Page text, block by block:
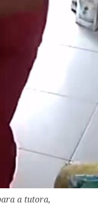
a tutora,